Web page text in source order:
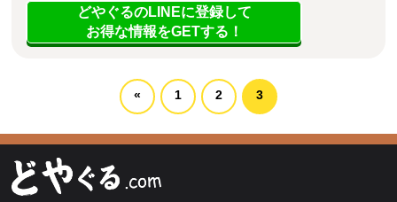
どやぐるのLINEに登録して
お得な情報をGETする！
« 1 2 3